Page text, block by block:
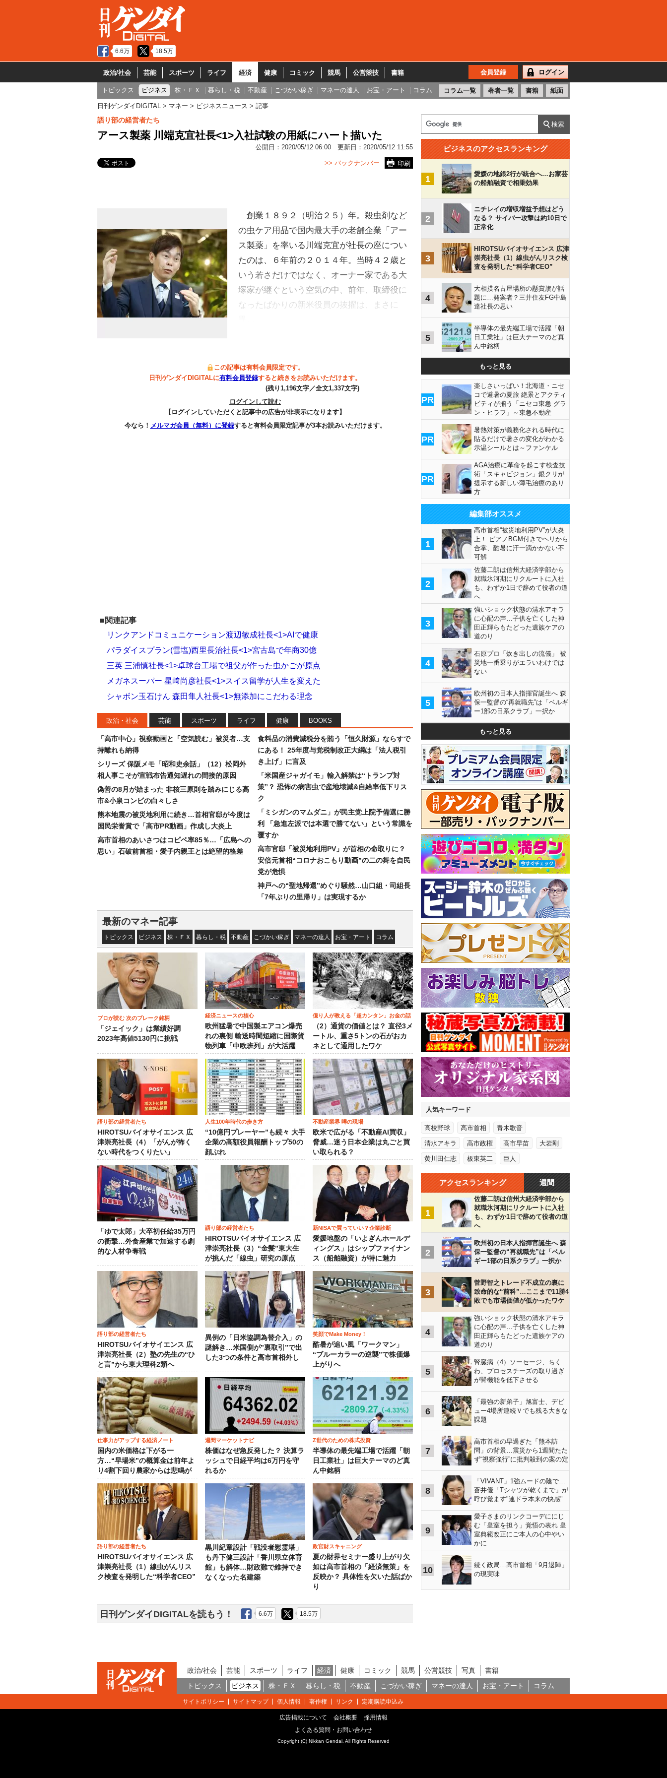
6.6万 18.5万
政治/社会 芸能 スポーツ ライフ 経済 健康 コミック 競馬 公営競技 書籍 会員登録 ログイン
トピックス ビジネス 株・ＦＸ 暮らし・税 不動産 こづかい稼ぎ マネーの達人 お宝・アート コラム コラム一覧 著者一覧 書籍 紙面
日刊ゲンダイDIGITAL マネー ビジネスニュース 記事
語り部の経営者たち
アース製薬 川端克宜社長<1>入社試験の用紙にハート描いた
公開日： 2020/05/12 06:00 更新日： 2020/05/12 11:55
印刷
>> バックナンバー
創業１８９２（明治２５）年。殺虫剤など
の虫ケア用品で国内最大手の老舗企業「アー
ス製薬」を率いる川端克宜が社長の座につい
たのは、６年前の２０１４年。当時４２歳と
いう若さだけではなく、オーナー家である大
塚家が継ぐという空気の中、前年、取締役に
なったばかりの新米役員の抜擢は、まさに
この記事は有料会員限定です。
日刊ゲンダイDIGITALに有料会員登録すると続きをお読みいただけます。
(残り1,196文字／全文1,337文字)
ログインして読む
【ログインしていただくと記事中の広告が非表示になります】
今なら！ メルマガ会員（無料）に登録すると有料会員限定記事が3本お読みいただけます。
■関連記事
リンクアンドコミュニケーション渡辺敏成社長<1>AIで健康
パラダイスプラン(雪塩)西里長治社長<1>宮古島で年商30億
三英 三浦慎社長<1>卓球台工場で祖父が作った虫かごが原点
メガネスーパー 星﨑尚彦社長<1>スイス留学が人生を変えた
シャボン玉石けん 森田隼人社長<1>無添加にこだわる理念
政治・社会 芸能 スポーツ ライフ 健康 BOOKS
「高市中心」視察動画と「空気読む」被災者…支
持離れも納得
シリーズ 保阪メモ「昭和史余話」（12）松岡外
相人事こそが宣戦布告通知遅れの間接的原因
偽善の8月が始まった 非核三原則を踏みにじる高
市&小泉コンビの白々しさ
熊本地震の被災地利用に続き…首相官邸が今度は
国民栄誉賞で「高市PR動画」作成し大炎上
高市首相のあいさつはコピペ率85％…「広島への
思い」石破前首相・愛子内親王とは絶望的格差
食料品の消費減税分を賄う「恒久財源」ならすで
にある！ 25年度与党税制改正大綱は「法人税引
き上げ」に言及
「米国産ジャガイモ」輸入解禁は“トランプ対
策”？ 恐怖の病害虫で産地壊滅&自給率低下リス
ク
「ミシガンのマムダニ」が民主党上院予備選に勝
利 「急進左派では本選で勝てない」という常識を
覆すか
高市官邸「被災地利用PV」が首相の命取りに？
安倍元首相“コロナおこもり動画”の二の舞を自民
党が危惧
神戸への“聖地帰還”めぐり騒然…山口組・司組長
「7年ぶりの里帰り」は実現するか
最新のマネー記事
トピックス ビジネス 株・ＦＸ 暮らし・税 不動産 こづかい稼ぎ マネーの達人 お宝・アート コラム
プロが読む 次のブレーク銘柄
「ジェイック」は業績好調
2023年高値5130円に挑戦
経済ニュースの核心
欧州猛暑で中国製エアコン爆売
れの裏側 輸送時間短縮に国際貨
物列車「中欧班列」が大活躍
億り人が教える「超カンタン」お金の話
（2）通貨の価値とは？ 直径3メ
ートル、重さ5トンの石がおカ
ネとして通用したワケ
語り部の経営者たち
HIROTSUバイオサイエンス 広
津崇亮社長（4）「がんが怖く
ない時代をつくりたい」
人生100年時代の歩き方
“10億円プレーヤー”も続々 大手
企業の高額役員報酬トップ50の
顔ぶれ
不動産業界 噂の現場
欧米で広がる「不動産AI買収」
脅威…迷う日本企業は丸ごと買
い取られる？
「ゆで太郎」大卒初任給35万円
の衝撃…外食産業で加速する劇
的な人材争奪戦
語り部の経営者たち
HIROTSUバイオサイエンス 広
津崇亮社長（3）“金髪”東大生
が挑んだ「線虫」研究の原点
新NISAで買っていい？企業診断
愛媛地盤の「いよぎんホールデ
ィングス」はシップファイナン
ス（船舶融資）が特に魅力
語り部の経営者たち
HIROTSUバイオサイエンス 広
津崇亮社長（2）塾の先生の“ひ
と言”から東大理科2類へ
異例の「日米協調為替介入」の
謎解き…米国側が”裏取引”で出
した3つの条件と高市首相外し
笑顔でMake Money！
酷暑が追い風「ワークマン」
“ブルーカラーの逆襲”で株価爆
上がりへ
仕事力がアップする経済ノート
国内の米価格は下がる一
方…“早場米”の概算金は前年よ
り4割下回り農家からは悲鳴が
週間マーケットナビ
株価はなぜ急反発した？ 決算ラ
ッシュで日経平均は6万円を守
れるか
Z世代のための株式投資
半導体の最先端工場で活躍「朝
日工業社」は巨大テーマのど真
ん中銘柄
語り部の経営者たち
HIROTSUバイオサイエンス 広
津崇亮社長（1）線虫がんリス
ク検査を発明した“科学者CEO”
黒川紀章設計「戦没者慰霊塔」
も丹下健三設計「香川県立体育
館」も解体…財政難で維持でき
なくなった名建築
政官財スキャニング
夏の財界セミナー盛り上がり欠
如は高市首相の「経済無策」を
反映か？ 具体性を欠いた話ばか
り
日刊ゲンダイDIGITALを読もう！ 6.6万 18.5万
ビジネスのアクセスランキング
1
愛媛の地銀2行が統合へ…お家芸
の船舶融資で相乗効果
2
ニチレイの増収増益予想はどう
なる？ サイバー攻撃は約10日で
正常化
3
HIROTSUバイオサイエンス 広津
崇亮社長（1）線虫がんリスク検
査を発明した“科学者CEO”
4
大相撲名古屋場所の懸賞旗が話
題に…発案者？三井住友FG中島
達社長の思い
5
半導体の最先端工場で活躍「朝
日工業社」は巨大テーマのど真
ん中銘柄
もっと見る
PR
楽しさいっぱい！北海道・ニセ
コで避暑の夏旅 絶景とアクティ
ビティが揃う「ニセコ東急 グラ
ン・ヒラフ」～東急不動産
PR
暑熱対策が義務化される時代に
貼るだけで暑さの変化がわかる
示温シールとは～ファンケル
PR
AGA治療に革命を起こす検査技
術「スキャビジョン」銀クリが
提示する新しい薄毛治療のあり
方
編集部オススメ
1
高市首相“被災地利用PV”が大炎
上！ ピアノBGM付きでヘリから
合掌、酷暑に汗一滴かかない不
可解
2
佐藤二朗は信州大経済学部から
就職氷河期にリクルートに入社
も、わずか1日で辞めて役者の道
へ
3
強いショック状態の清水アキラ
に心配の声…子供を亡くした神
田正輝らもたどった遺族ケアの
道のり
4
石原プロ「炊き出しの流儀」 被
災地一番乗りがエラいわけでは
ない
5
欧州初の日本人指揮官誕生へ 森
保一監督の“再就職先”は「ベルギ
ー1部の日系クラブ」一択か
もっと見る
人気キーワード
高校野球 高市首相 青木歌音
清水アキラ 高市政権 高市早苗 大岩剛
黄川田仁志 板東英二 巨人
アクセスランキング 週間
1
佐藤二朗は信州大経済学部から
就職氷河期にリクルートに入社
も、わずか1日で辞めて役者の道
へ
2
欧州初の日本人指揮官誕生へ 森
保一監督の“再就職先”は「ベル
ギー1部の日系クラブ」一択か
3
菅野智之トレード不成立の裏に
致命的な“前科”…ここまで11勝4
敗でも市場価値が低かったワケ
4
強いショック状態の清水アキラ
に心配の声…子供を亡くした神
田正輝らもたどった遺族ケアの
道のり
5
腎臓病（4）ソーセージ、ちく
わ、プロセスチーズの取り過ぎ
が腎機能を低下させる
6
「最強の新弟子」旭富士、デビ
ュー4場所連続Ｖでも残る大きな
課題
7
高市首相の早過ぎた「熊本訪
問」の背景…震災から1週間たた
ず“視察強行”に批判殺到の案の定
8
「VIVANT」1強ムードの陰で…
蒼井優「Tシャツが乾くまで」が
呼び覚ます"連ドラ本来の快感"
9
愛子さまのリンクコーデににじ
む「皇室を担う」覚悟の表れ 皇
室典範改正にご本人の心中やい
かに
10
続く政局…高市首相「9月退陣」
の現実味
政治/社会 芸能 スポーツ ライフ 経済 健康 コミック 競馬 公営競技 写真
書籍
トピックス
ビジネス 株・ＦＸ 暮らし・税 不動産 こづかい稼ぎ マネーの達人 お宝・アート コラム
サイトポリシー サイトマップ 個人情報 著作権 リンク 定期購読申込み
広告掲載について 会社概要
採用情報
よくある質問・お問い合わせ
Copyright (C) Nikkan Gendai. All Rights Reserved